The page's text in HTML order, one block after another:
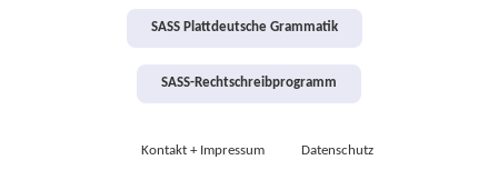
SASS Plattdeutsche Grammatik
SASS-Rechtschreibprogramm
Kontakt + Impressum Datenschutz